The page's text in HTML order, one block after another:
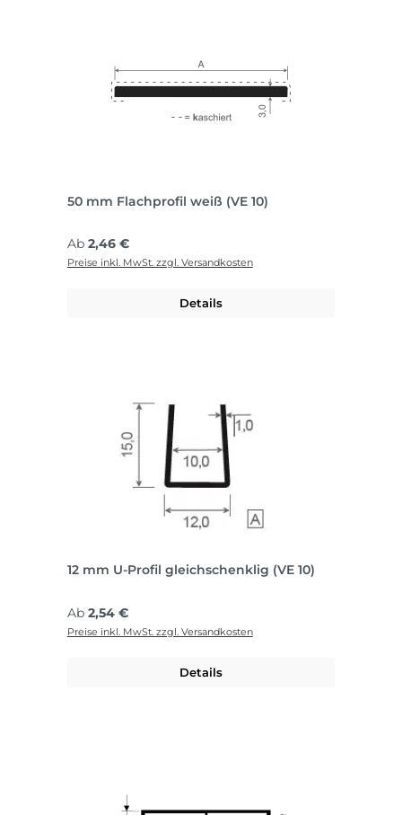
50 mm Flachprofil weiß (VE 10)
Regulärer Preis:
Ab 2,46 €
Preise inkl. MwSt. zzgl. Versandkosten
Details
12 mm U-Profil gleichschenklig (VE 10)
Regulärer Preis:
Ab 2,54 €
Preise inkl. MwSt. zzgl. Versandkosten
Details